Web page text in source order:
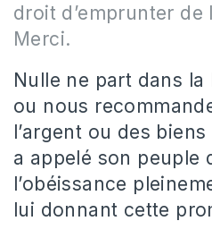
droit d’emprunter de
Merci.
Nulle ne part dans
ou nous
l’argent ou des
a appelé son peuple
l’obéissance
lui donnant cette